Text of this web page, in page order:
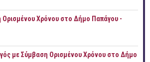
Χρόνου στο Δήμο Παπάγου -
με Σύμβαση Ορισμένου Χρόνου στο Δήμο